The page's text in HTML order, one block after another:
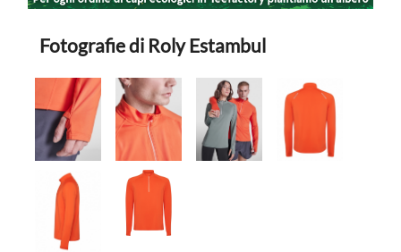
Fotografie di Roly Estambul